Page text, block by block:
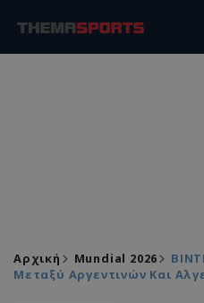
Αρχική Mundial 2026
Μεταξύ Αργεντινών Και